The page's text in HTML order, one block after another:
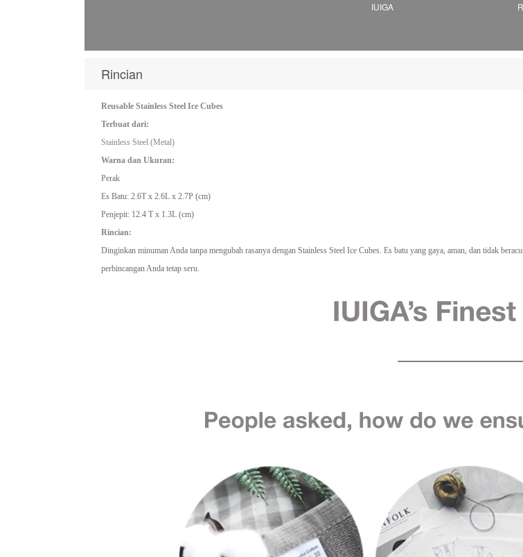
IUIGA
Rincian
Reusable Stainless Steel Ice Cubes
Terbuat dari:
Stainless Steel (Metal)
Warna dan Ukuran:
Perak
Es Batu: 2.6T x 2.6L x 2.7P (cm)
Penjepit: 12.4 T x 1.3L (cm)
Rincian:
Dinginkan minuman Anda tanpa mengubah rasanya dengan Stainless Steel Ice Cubes. Es batu yang gaya, aman, dan tidak
perbincangan Anda tetap seru.